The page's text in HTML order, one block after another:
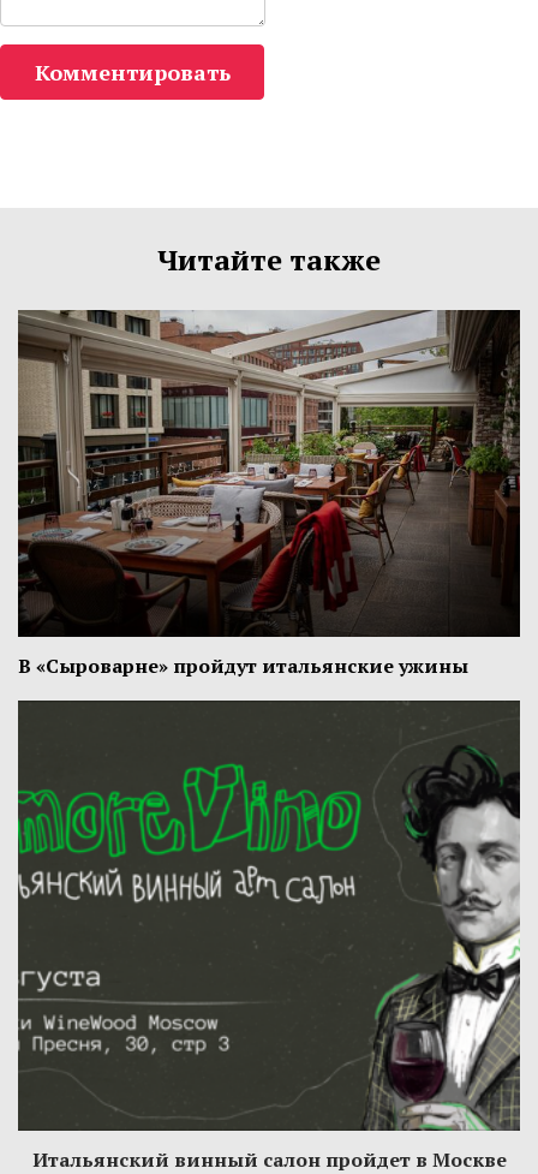
Комментировать
Читайте также
В «Сыроварне» пройдут итальянские ужины
Итальянский винный салон пройдет в Москве